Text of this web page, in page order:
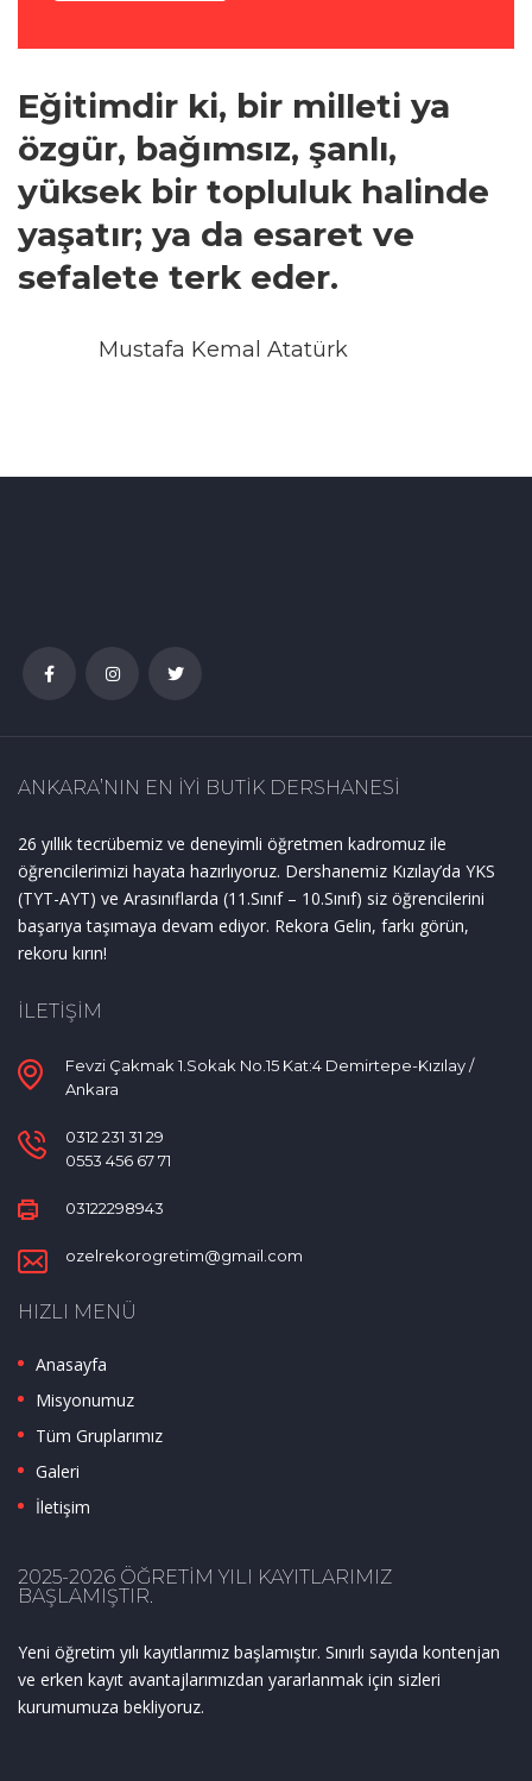
Eğitimdir ki, bir milleti ya
özgür, bağımsız, şanlı,
yüksek bir topluluk halinde
yaşatır; ya da esaret ve
sefalete terk eder.
Mustafa Kemal Atatürk
ANKARA’NIN EN IYI BUTIK DERSHANESI
26 yıllık tecrübemiz ve deneyimli öğretmen kadromuz ile
öğrencilerimizi hayata hazırlıyoruz. Dershanemiz Kızılay’da YKS
(TYT-AYT) ve Arasınıflarda (11.Sınıf – 10.Sınıf) siz öğrencilerini
başarıya taşımaya devam ediyor. Rekora Gelin, farkı görün,
rekoru kırın!
İLETIŞIM
Fevzi Çakmak 1.Sokak No.15 Kat:4 Demirtepe-Kızılay /
Ankara
0312 231 31 29
0553 456 67 71
03122298943
ozelrekorogretim@gmail.com
HIZLI MENÜ
Anasayfa
Misyonumuz
Tüm Gruplarımız
Galeri
İletişim
2025-2026 ÖĞRETIM YILI KAYITLARIMIZ
BAŞLAMIŞTIR.
Yeni öğretim yılı kayıtlarımız başlamıştır. Sınırlı sayıda kontenjan
ve erken kayıt avantajlarımızdan yararlanmak için sizleri
kurumumuza bekliyoruz.